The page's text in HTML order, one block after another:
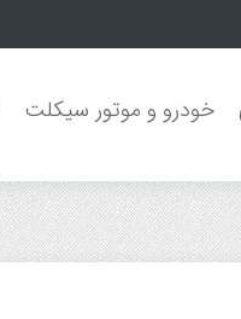
خودرو و موتور سیکلت